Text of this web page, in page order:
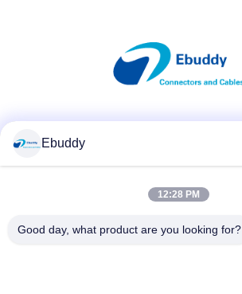
Contactez rapidement
Télégramme
Ebuddy
12:28 PM
Good day, what product are you looking for?